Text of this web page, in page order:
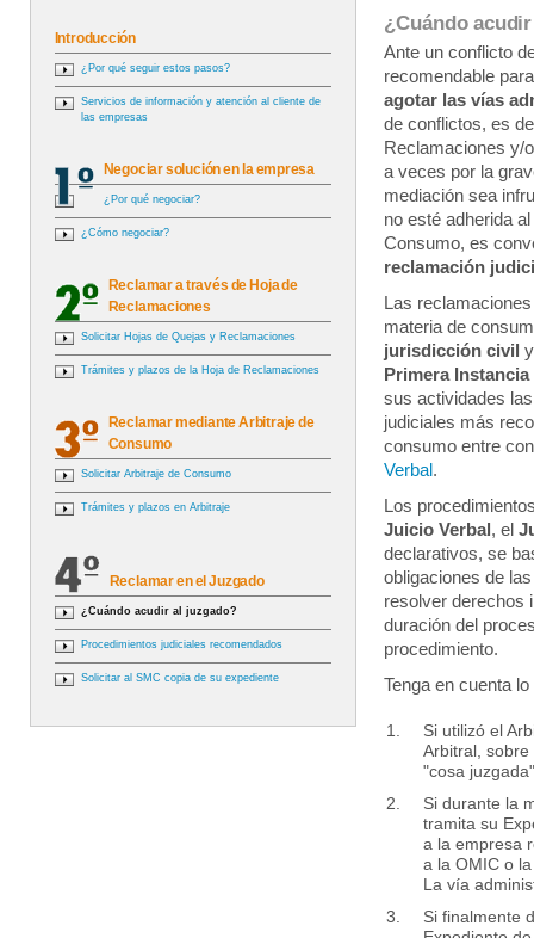
Introducción
¿Por qué seguir estos pasos?
Servicios de información y atención al cliente de
las empresas
Negociar solución en la empresa
¿Por qué negociar?
¿Cómo negociar?
Reclamar a través de Hoja de
Reclamaciones
Solicitar Hojas de Quejas y Reclamaciones
Trámites y plazos de la Hoja de Reclamaciones
Reclamar mediante Arbitraje de
Consumo
Solicitar Arbitraje de Consumo
Trámites y plazos en Arbitraje
Reclamar en el Juzgado
¿Cuándo acudir al juzgado?
Procedimientos judiciales recomendados
Solicitar al SMC copia de su expediente
¿Cuándo
Ante un conflicto
recomendable
agotar las vías
de conflictos, es
Reclamaciones y/
a veces por la
mediación sea
no esté adherida
Consumo, es
reclamación
Las
materia de
jurisdicción civil
Primera Instancia
sus actividades
judiciales más
consumo entre
Verbal .
Los
Juicio Verbal , el
declarativos, se
obligaciones de
resolver derechos
duración del
procedimiento.
Tenga en cuenta
Si utilizó el
Arbitral,
"cosa
Si durante la
tramita su
a la empresa
a la OMIC o
La vía
Si finalmente